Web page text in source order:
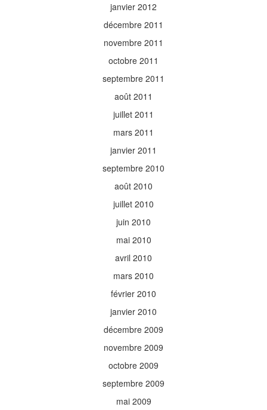
janvier 2012
décembre 2011
novembre 2011
octobre 2011
septembre 2011
août 2011
juillet 2011
mars 2011
janvier 2011
septembre 2010
août 2010
juillet 2010
juin 2010
mai 2010
avril 2010
mars 2010
février 2010
janvier 2010
décembre 2009
novembre 2009
octobre 2009
septembre 2009
mai 2009